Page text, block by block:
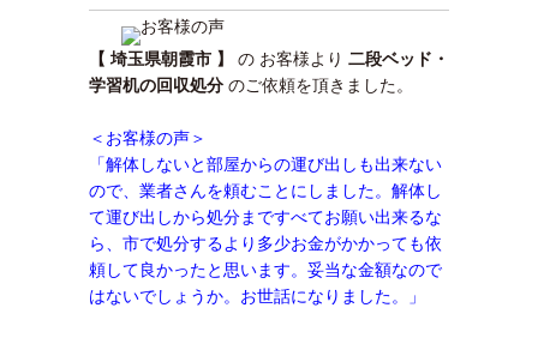
【 埼玉県朝霞市 】 の お客様より 二段ベッド・
学習机の回収処分 のご依頼を頂きました。
＜お客様の声＞
「解体しないと部屋からの運び出しも出来ない
ので、業者さんを頼むことにしました。解体し
て運び出しから処分まですべてお願い出来るな
ら、市で処分するより多少お金がかかっても依
頼して良かったと思います。妥当な金額なので
はないでしょうか。お世話になりました。」